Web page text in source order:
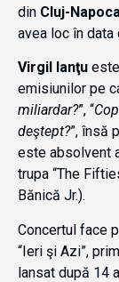
din Cluj-
avea loc în data
Virgil Ianţu
emisiunilor pe
miliardar?”, “
deştept?”, însă
este absolvent
trupa “The
Bănică Jr.).
Concertul face
“Ieri şi Azi”,
lansat după 14